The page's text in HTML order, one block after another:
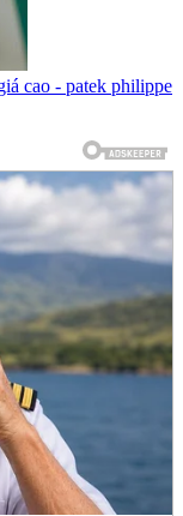
cao - patek philippe